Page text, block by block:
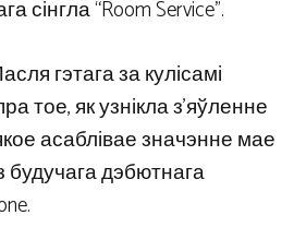
сінгла “Room Service”.
гэтага за кулісамі
тое, як узнікла з’яўленне
асаблівае значэнне мае
будучага дэбютнага